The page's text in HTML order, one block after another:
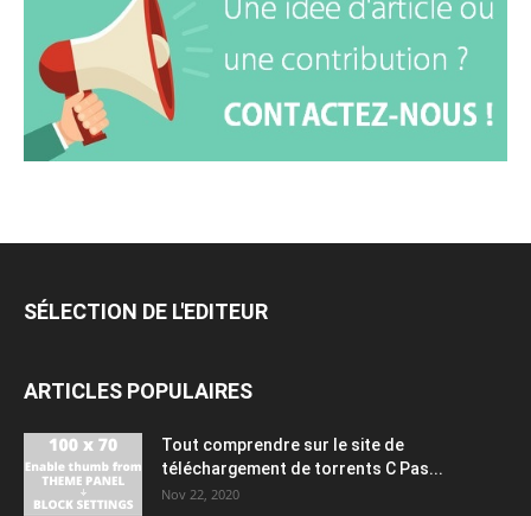
SÉLECTION DE L'EDITEUR
ARTICLES POPULAIRES
Tout comprendre sur le site de
téléchargement de torrents C Pas...
Nov 22, 2020